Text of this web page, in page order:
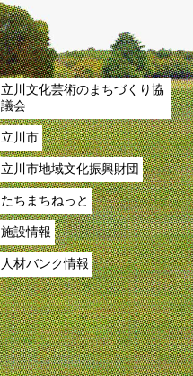
立川文化芸術のまちづくり協
議会
立川市
立川市地域文化振興財団
たちまちねっと
施設情報
人材バンク情報